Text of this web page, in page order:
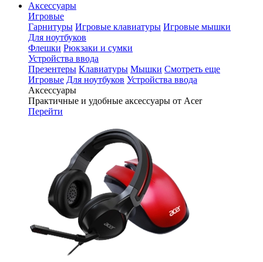
Аксессуары
Игровые
Гарнитуры Игровые клавиатуры Игровые мышки
Для ноутбуков
Флешки Рюкзаки и сумки
Устройства ввода
Презентеры Клавиатуры Мышки Смотреть еще
Игровые Для ноутбуков Устройства ввода
Аксессуары
Практичные и удобные аксессуары от Acer
Перейти